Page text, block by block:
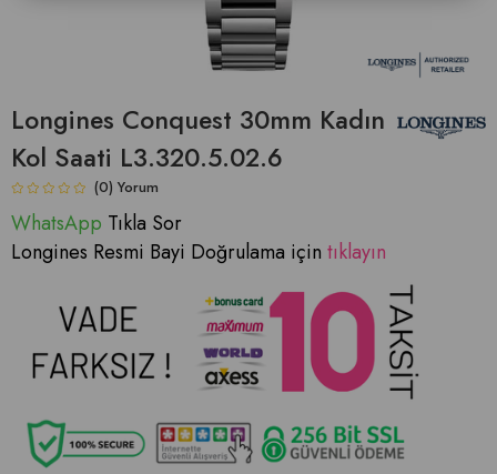
Longines Conquest 30mm Kadın
Kol Saati L3.320.5.02.6
(0)
WhatsApp Tıkla Sor
Longines Resmi Bayi Doğrulama için tıklayın